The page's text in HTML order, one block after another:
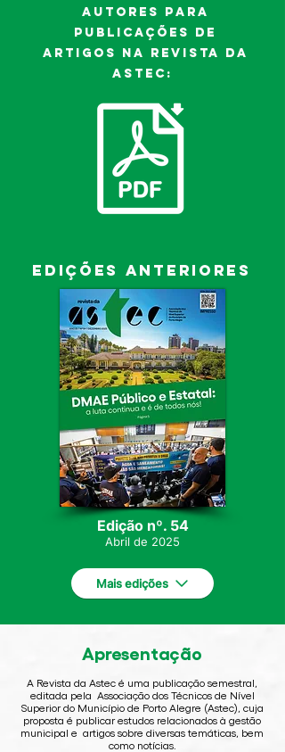
autores para
publicações de
artigos na Revista da
Astec:
edições anteriores
Edição nº. 54
Abril de 2025
Mais edições
Apresentação
A Revista da Astec é uma publicação semestral,
editada pela Associação dos Técnicos de Nível
Superior do Município de Porto Alegre (Astec), cuja
proposta é publicar estudos relacionados à gestão
municipal e artigos sobre diversas temáticas, bem
como notícias.